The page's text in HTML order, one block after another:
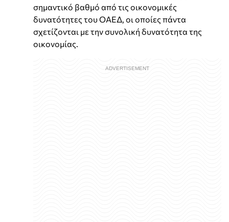
σημαντικό βαθμό από τις οικονομικές
δυνατότητες του ΟΑΕΔ, οι οποίες πάντα
σχετίζονται με την συνολική δυνατότητα της
οικονομίας.